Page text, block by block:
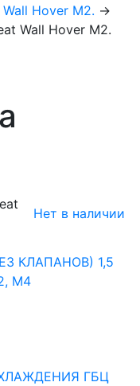
Hover M2. →
Wall Hover M2.
Нет в наличии
КЛАПАНОВ) 1,5
M4
ГБЦ